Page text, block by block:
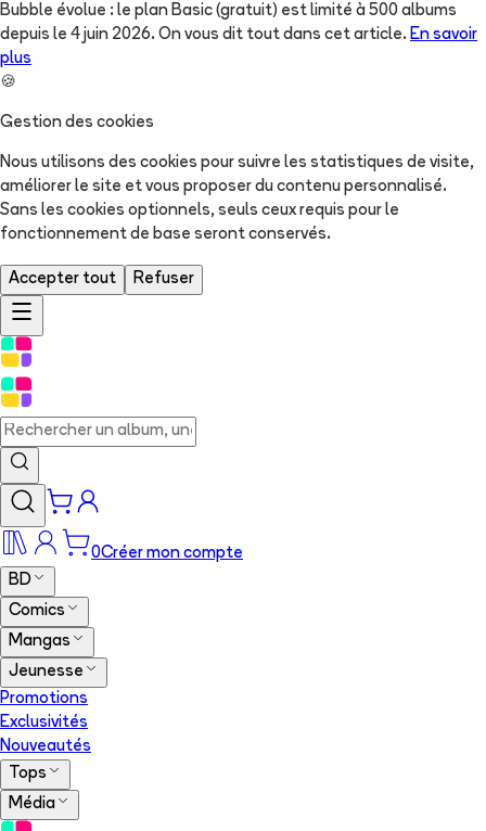
Bubble évolue : le plan Basic (gratuit) est limité à 500 albums
depuis le 4 juin 2026. On vous dit tout dans cet article. En savoir
plus
🍪
Gestion des cookies
Nous utilisons des cookies pour suivre les statistiques de visite,
améliorer le site et vous proposer du contenu personnalisé.
Sans les cookies optionnels, seuls ceux requis pour le
fonctionnement de base seront conservés.
Accepter tout Refuser
0Créer mon compte
BD
Comics
Mangas
Jeunesse
Promotions
Exclusivités
Nouveautés
Tops
Média